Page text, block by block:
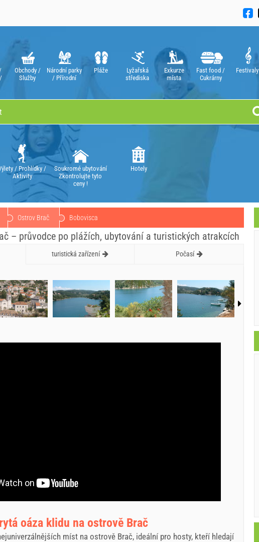
Obchody /
Služby
Národní parky
/ Přírodní
Pláže
Lyžařská
střediska
Exkurze
místa
Fast food /
Cukrárny
Festivaly
/ Prohlídky /
Aktivity
Soukromé ubytování
Zkontrolujte tyto
ceny !
Hotely
Ostrov Brač Bobovisca
– průvodce po plážích, ubytování a turistických atrakcích
turistická zařízení Počasí
oáza klidu na ostrově Brač
míst na ostrově Brač, ideální pro hosty, kteří hledají